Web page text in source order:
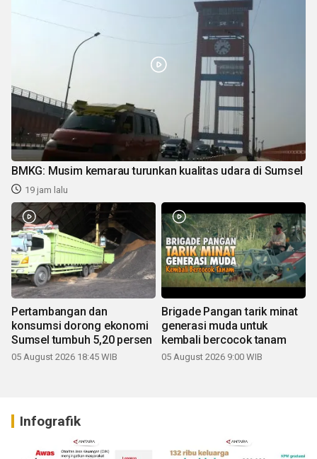
BMKG: Musim kemarau turunkan kualitas udara di Sumsel
19 jam lalu
Pertambangan dan
konsumsi dorong ekonomi
Sumsel tumbuh 5,20 persen
05 August 2026 18:45 WIB
Brigade Pangan tarik minat
generasi muda untuk
kembali bercocok tanam
05 August 2026 9:00 WIB
Infografik